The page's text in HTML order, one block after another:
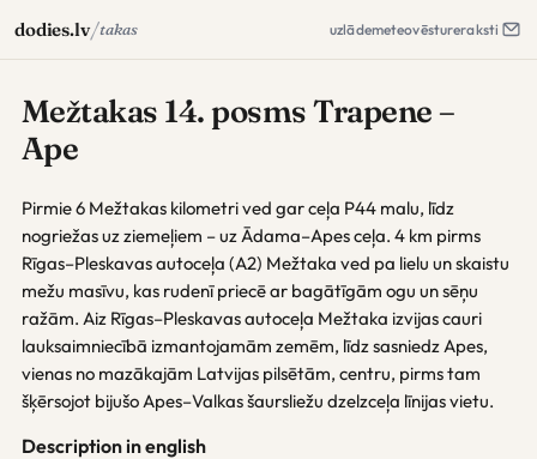
dodies.lv/takas uzlādemeteovēstureraksti
Mežtakas 14. posms Trapene –
Ape
Pirmie 6 Mežtakas kilometri ved gar ceļa P44 malu, līdz
nogriežas uz ziemeļiem – uz Ādama–Apes ceļa. 4 km pirms
Rīgas–Pleskavas autoceļa (A2) Mežtaka ved pa lielu un skaistu
mežu masīvu, kas rudenī priecē ar bagātīgām ogu un sēņu
ražām. Aiz Rīgas–Pleskavas autoceļa Mežtaka izvijas cauri
lauksaimniecībā izmantojamām zemēm, līdz sasniedz Apes,
vienas no mazākajām Latvijas pilsētām, centru, pirms tam
šķērsojot bijušo Apes–Valkas šaursliežu dzelzceļa līnijas vietu.
Description in english